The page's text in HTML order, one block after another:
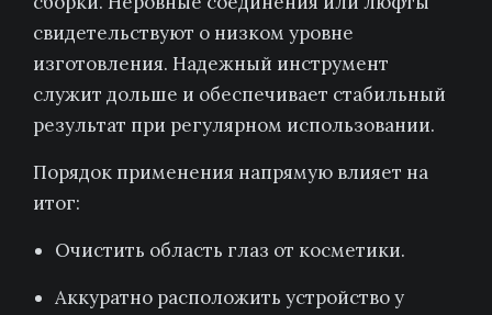
свидетельствуют о низком уровне
изготовления. Надежный инструмент
служит дольше и обеспечивает стабильный
результат при регулярном использовании.
Порядок применения напрямую влияет на
итог:
Очистить область глаз от косметики.
Аккуратно расположить устройство у